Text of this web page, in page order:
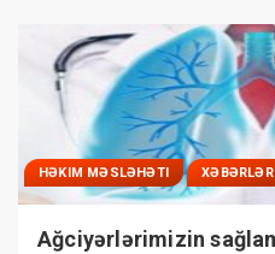
HƏKIM MƏSLƏHƏTI XƏBƏRLƏR
Ağciyərlərimizin